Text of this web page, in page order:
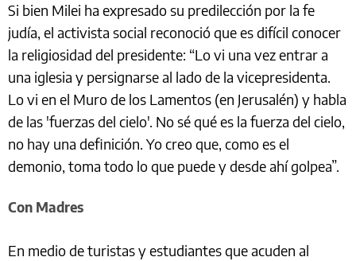
Si bien Milei ha expresado su predilección por la fe
judía, el activista social reconoció que es difícil conocer
la religiosidad del presidente: “Lo vi una vez entrar a
una iglesia y persignarse al lado de la vicepresidenta.
Lo vi en el Muro de los Lamentos (en Jerusalén) y habla
de las 'fuerzas del cielo'. No sé qué es la fuerza del cielo,
no hay una definición. Yo creo que, como es el
demonio, toma todo lo que puede y desde ahí golpea”.
Con Madres
En medio de turistas y estudiantes que acuden al